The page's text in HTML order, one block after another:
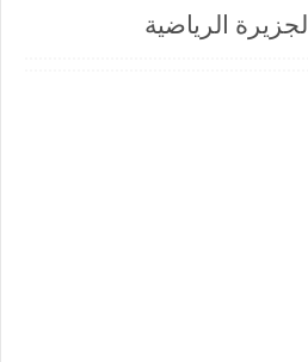
الرياضية